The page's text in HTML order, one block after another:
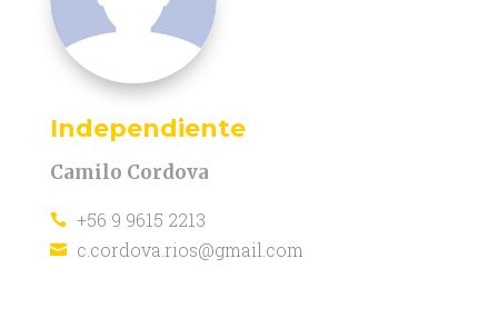
Independiente
Camilo Cordova
 +56 9 9615 2213
 c.cordova.rios@gmail.com